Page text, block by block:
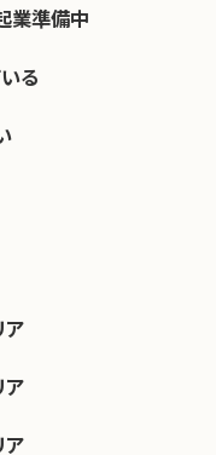
業準備中
る
ア
ア
ア